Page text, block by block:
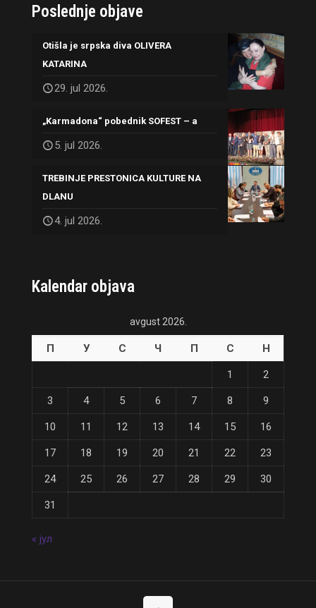
Poslednje objave
Otišla je srpska diva OLIVERA
KATARINA
29. jul 2026.
„Karmadona“ pobednik SOFEST – a
5. jul 2026.
TREBINJE PRESTONICA KULTURE NA
DLANU
4. jul 2026.
Kalendar objava
avgust 2026.
П У С Ч П С Н
1 2
3 4 5 6 7 8 9
10 11 12 13 14 15 16
17 18 19 20 21 22 23
24 25 26 27 28 29 30
31
« јул